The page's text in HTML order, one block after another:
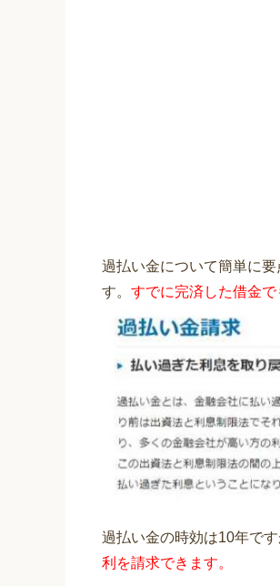
過払い金について簡単に
す。 すでに完済した借金で
過払い金の時効は10年です
利を請求できます。